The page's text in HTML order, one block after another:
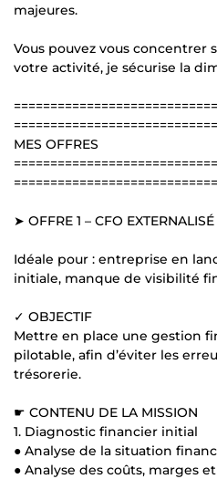
majeures.
Vous pouvez vous concentrer
votre activité, je sécurise la
MES OFFRES
➤ OFFRE 1 – CFO
Idéale pour : entreprise en
initiale, manque de visibilité
✓ OBJECTIF
Mettre en place une gestion
pilotable, afin d’éviter les
trésorerie.
☛ CONTENU DE LA MISSION
1. Diagnostic financier initial
● Analyse de la situation
● Analyse des coûts, marges